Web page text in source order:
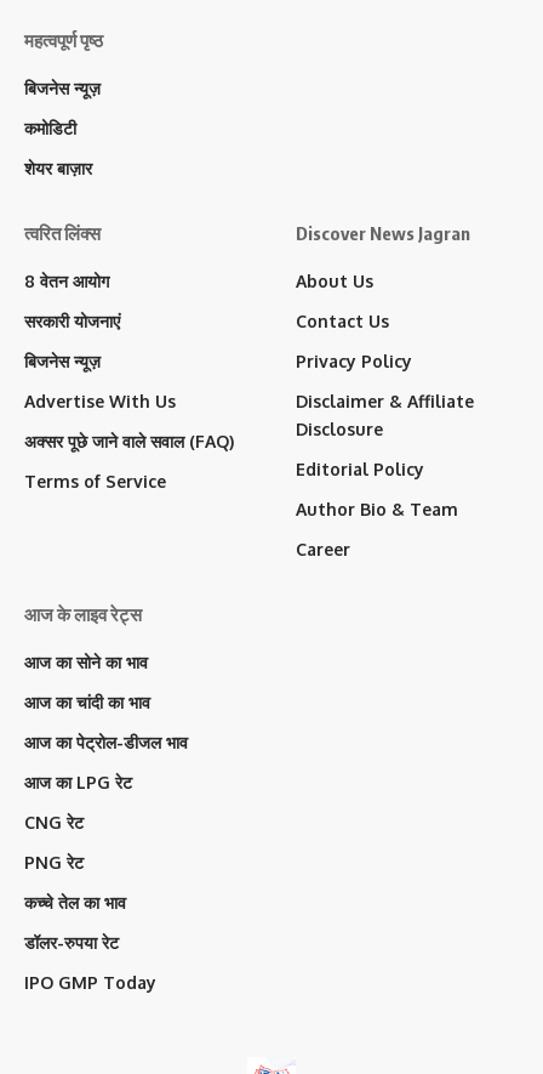
महत्वपूर्ण पृष्ठ
बिजनेस न्यूज़
कमोडिटी
शेयर बाज़ार
त्वरित लिंक्स
8 वेतन आयोग
सरकारी योजनाएं
बिजनेस न्यूज़
Advertise With Us
अक्सर पूछे जाने वाले सवाल (FAQ)
Terms of Service
Discover News Jagran
About Us
Contact Us
Privacy Policy
Disclaimer & Affiliate
Disclosure
Editorial Policy
Author Bio & Team
Career
आज के लाइव रेट्स
आज का सोने का भाव
आज का चांदी का भाव
आज का पेट्रोल-डीजल भाव
आज का LPG रेट
CNG रेट
PNG रेट
कच्चे तेल का भाव
डॉलर-रुपया रेट
IPO GMP Today